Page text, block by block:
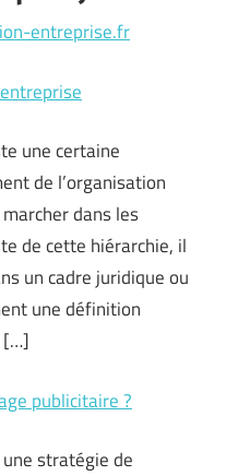
entreprise.fr
une certaine
de l’organisation
dans les
de cette hiérarchie, il
un cadre juridique ou
une définition
[…]
publicitaire ?
stratégie de